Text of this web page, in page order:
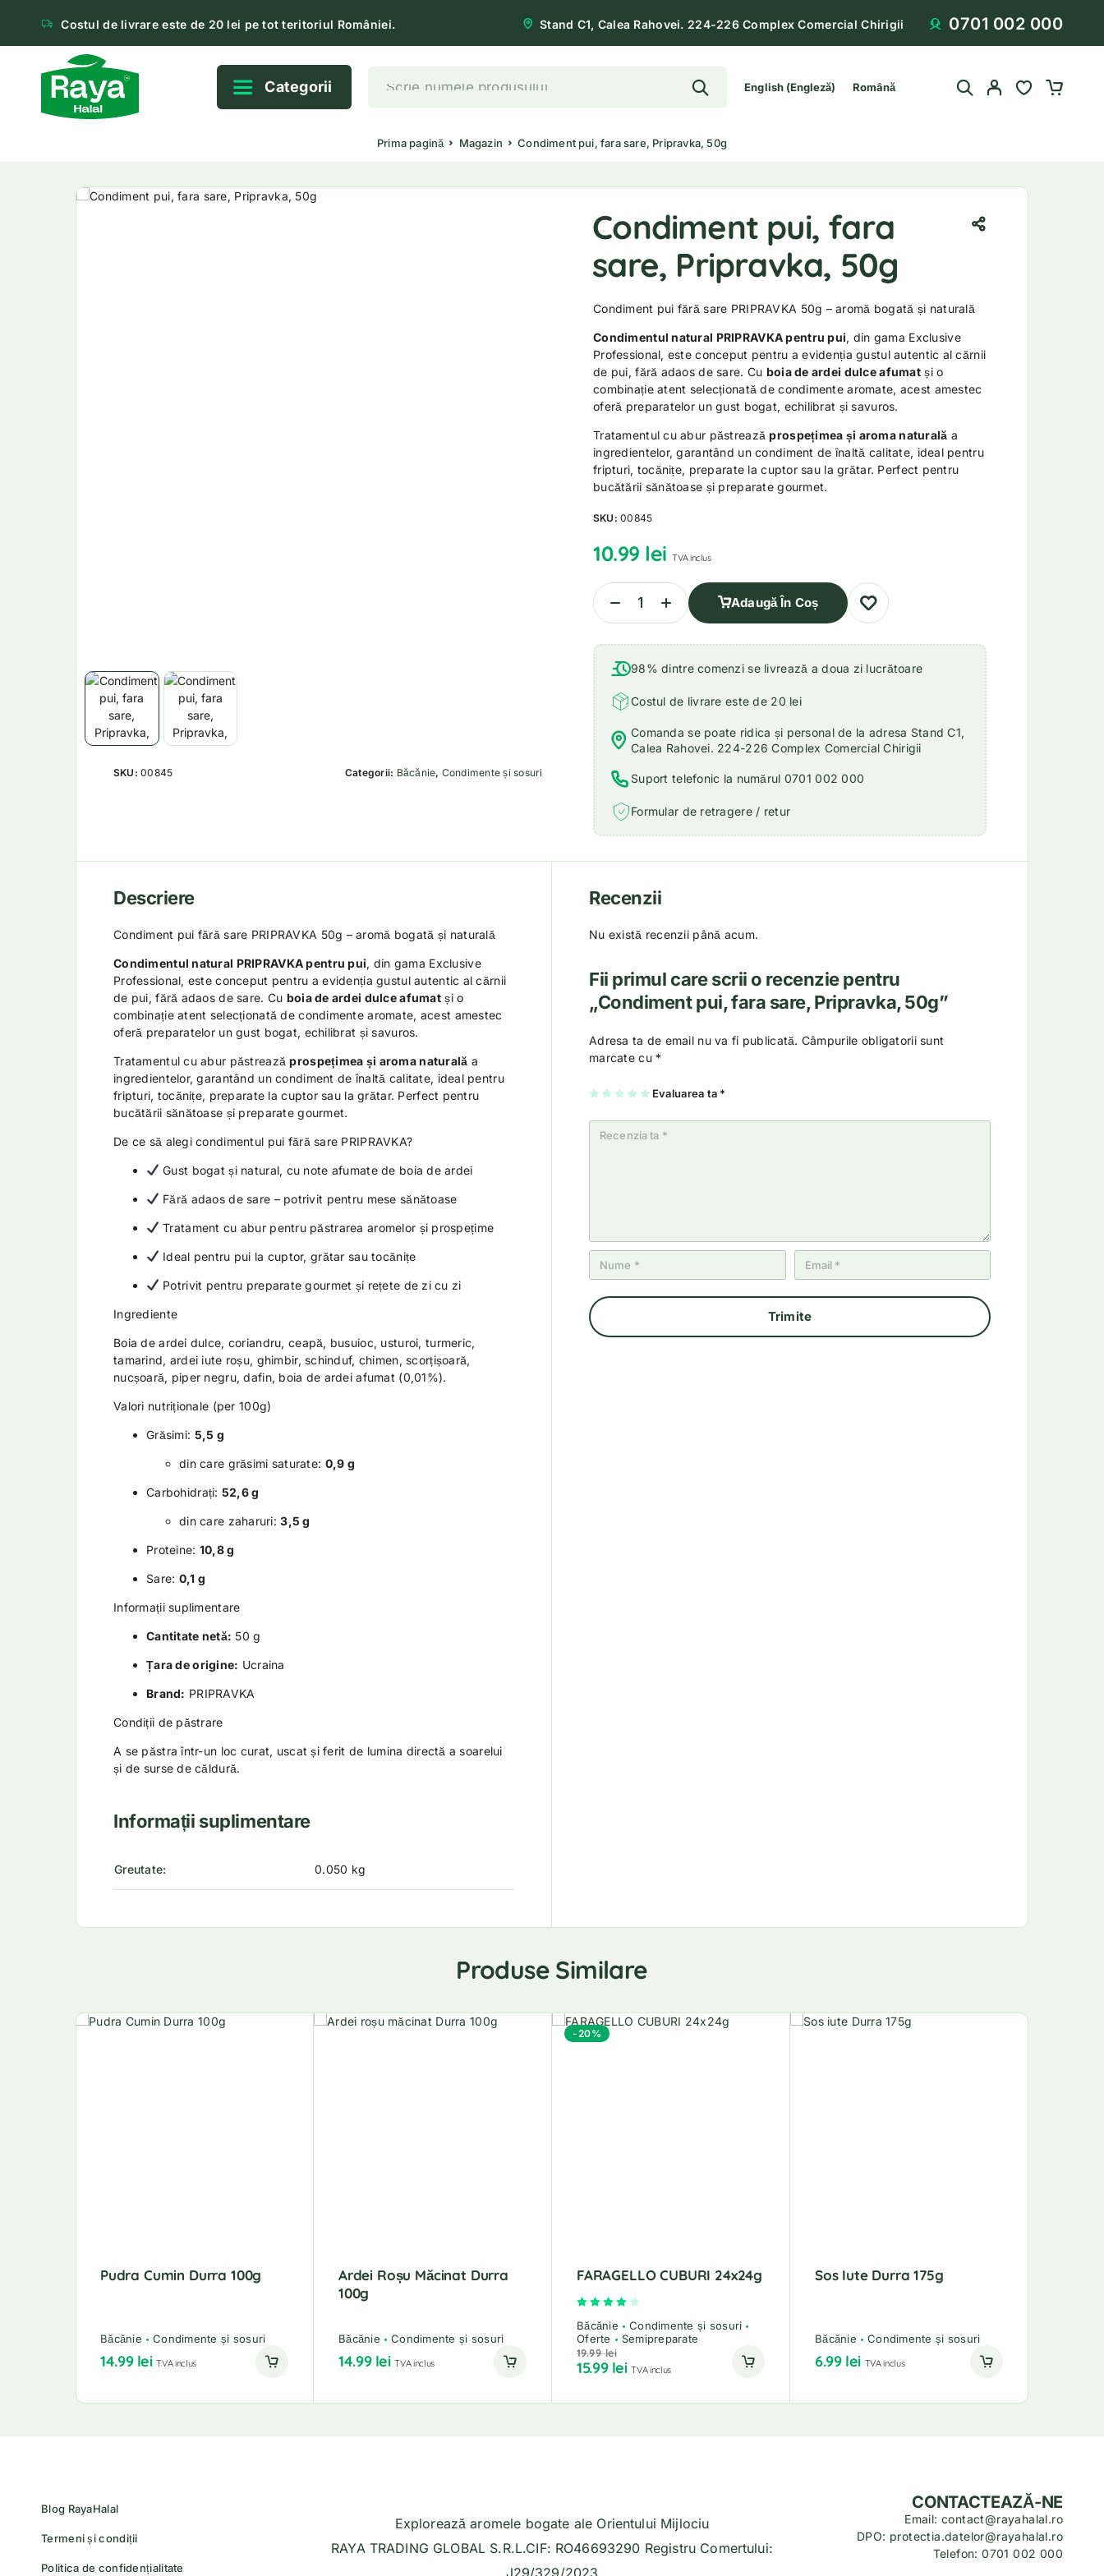
Costul de livrare este de 20 lei pe tot teritoriul României. Stand C1, Calea Rahovei. 224-226 Complex Comercial Chirigii 0701 002 000
Categorii English(Engleză) Română
Prima pagină Magazin Condiment pui, fara sare, Pripravka, 50g
SKU:00845 Categorii: Băcănie, Condimente și sosuri
Condiment pui, fara
sare, Pripravka, 50g
Condiment pui fără sare PRIPRAVKA 50g – aromă bogată și naturală
Condimentul natural PRIPRAVKA pentru pui, din gama Exclusive
Professional, este conceput pentru a evidenția gustul autentic al cărnii
de pui, fără adaos de sare. Cu boia de ardei dulce afumatși o
combinație atent selecționată de condimente aromate, acest amestec
oferă preparatelor un gust bogat, echilibrat și savuros.
Tratamentul cu abur păstreazăprospețimea și aroma naturală a
ingredientelor, garantând un condiment de înaltă calitate, ideal pentru
fripturi, tocănițe, preparate la cuptor sau la grătar. Perfect pentru
bucătării sănătoase și preparate gourmet.
SKU:00845
10.99 lei TVA inclus
Adaugă În Coș
98% dintre comenzi se livrează a doua zi lucrătoare
Costul de livrare este de 20 lei
Comanda se poate ridica și personal de la adresa Stand C1,
Calea Rahovei. 224-226 Complex Comercial Chirigii
Suport telefonic la numărul 0701 002 000
Formular de retragere / retur
Descriere
Condiment pui fără sare PRIPRAVKA 50g – aromă bogată și naturală
Condimentul natural PRIPRAVKA pentru pui, din gama Exclusive
Professional, este conceput pentru a evidenția gustul autentic al cărnii
de pui, fără adaos de sare. Cu boia de ardei dulce afumatși o
combinație atent selecționată de condimente aromate, acest amestec
oferă preparatelor un gust bogat, echilibrat și savuros.
Tratamentul cu abur păstreazăprospețimea și aroma naturală a
ingredientelor, garantând un condiment de înaltă calitate, ideal pentru
fripturi, tocănițe, preparate la cuptor sau la grătar. Perfect pentru
bucătării sănătoase și preparate gourmet.
De ce să alegi condimentul pui fără sare PRIPRAVKA?
Gust bogat și natural, cu note afumate de boia de ardei
Fără adaos de sare – potrivit pentru mese sănătoase
Tratament cu abur pentru păstrarea aromelor și prospețime
Ideal pentru pui la cuptor, grătar sau tocănițe
Potrivit pentru preparate gourmet și rețete de zi cu zi
Ingrediente
Boia de ardei dulce, coriandru, ceapă, busuioc, usturoi, turmeric,
tamarind, ardei iute roșu, ghimbir, schinduf, chimen, scorțișoară,
nucșoară, piper negru, dafin, boia de ardei afumat (0,01%).
Valori nutriționale (per 100g)
Grăsimi: 5,5 g
din care grăsimi saturate: 0,9 g
Carbohidrați: 52,6 g
din care zaharuri:3,5 g
Proteine: 10,8 g
Sare: 0,1 g
Informații suplimentare
Cantitate netă: 50 g
Țara de origine: Ucraina
Brand: PRIPRAVKA
Condiții de păstrare
A se păstra într-un loc curat, uscat și ferit de lumina directă a soarelui
și de surse de căldură.
Informații suplimentare
Greutate 0.050 kg
Recenzii
Nu există recenzii până acum.
Fii primul care scrii o recenzie pentru
„Condiment pui, fara sare, Pripravka, 50g”
Adresa ta de email nu va fi publicată. Câmpurile obligatorii sunt
marcate cu *
Evaluarea ta *
U
n
2
5
st
el
3
5
st
el
4
5
st
el
5
5
st
el
Produse Similare
Pudra Cumin Durra 100g
Băcănie Condimente și sosuri
14.99 lei TVA inclus
Ardei Roșu Măcinat Durra
100g
Băcănie Condimente și sosuri
14.99 lei TVA inclus
-20%
FARAGELLO CUBURI 24x24g
Evaluat la
Băcănie
Condimente și sosuri
Oferte
Semipreparate
19.99lei
15.99 lei TVA inclus
Sos Iute Durra 175g
Băcănie Condimente și sosuri
6.99 lei TVA inclus
Blog RayaHalal
Termeni și condiții
Politica de confidențialitate
Explorează aromele bogate ale Orientului Mijlociu
RAYA TRADING GLOBAL S.R.L.CIF: RO46693290 Registru Comertului:
J29/329/2023
CONTACTEAZĂ-NE
Email: contact@rayahalal.ro
DPO: protectia.datelor@rayahalal.ro
Telefon: 0701 002 000